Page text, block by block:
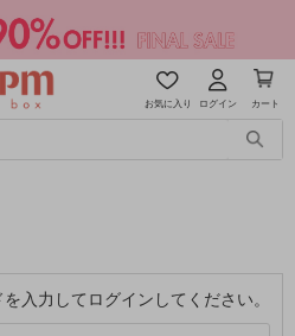
お気に入り ログイン カート
入力してログインしてください。